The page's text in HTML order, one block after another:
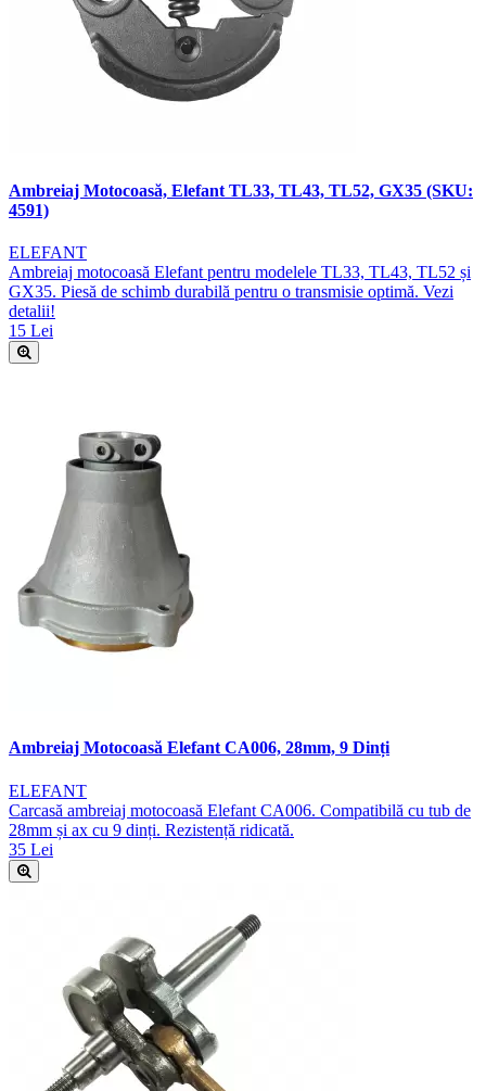
Ambreiaj Motocoasă, Elefant TL33, TL43, TL52, GX35 (SKU:
4591)
ELEFANT
Ambreiaj motocoasă Elefant pentru modelele TL33, TL43, TL52 și
GX35. Piesă de schimb durabilă pentru o transmisie optimă. Vezi
detalii!
15 Lei
Ambreiaj Motocoasă Elefant CA006, 28mm, 9 Dinți
ELEFANT
Carcasă ambreiaj motocoasă Elefant CA006. Compatibilă cu tub de
28mm și ax cu 9 dinți. Rezistență ridicată.
35 Lei